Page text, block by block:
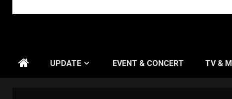
UPDATE EVENT & CONCERT TV &